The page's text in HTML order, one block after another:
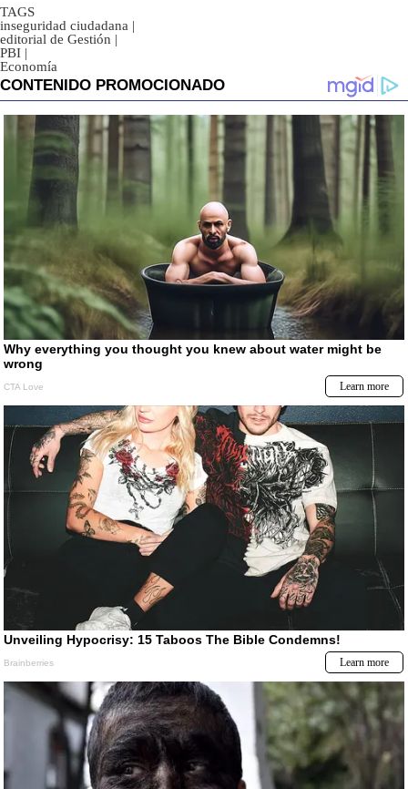
TAGS
inseguridad ciudadana |
editorial de Gestión |
PBI |
Economía